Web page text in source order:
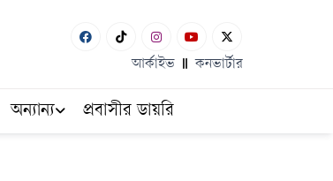
আর্কাইভ কনভার্টার
অন্যান্য প্রবাসীর ডায়রি